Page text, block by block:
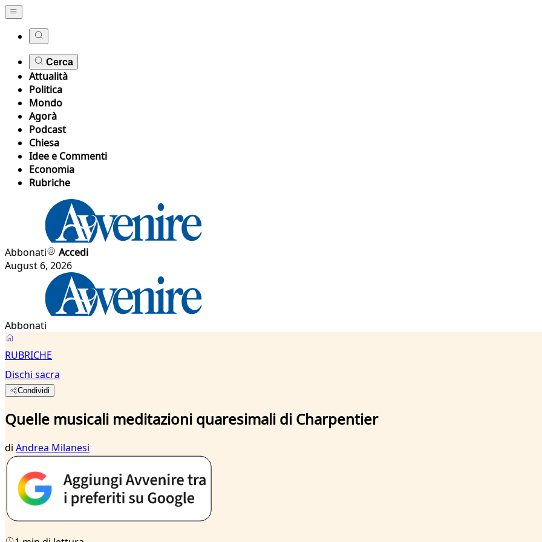
Cerca
Attualità
Politica
Mondo
Agorà
Podcast
Chiesa
Idee e Commenti
Economia
Rubriche
Abbonati
Accedi
August 6, 2026
Abbonati
RUBRICHE
Dischi sacra
Condividi
Quelle musicali meditazioni quaresimali di Charpentier
di Andrea Milanesi